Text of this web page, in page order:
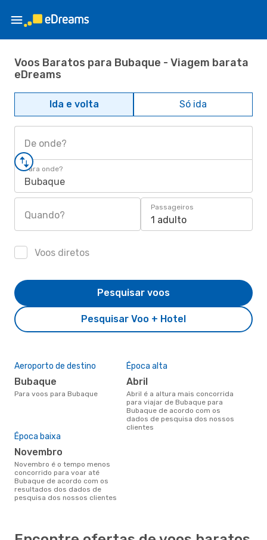
Voos Baratos para Bubaque - Viagem barata
eDreams
Ida e volta Só ida
De onde?
Para onde?
Bubaque
Quando?
Passageiros
1 adulto
Voos diretos
Pesquisar Voo + Hotel
Pesquisar voos
Aeroporto de destino
Bubaque
Para voos para Bubaque
Época alta
abril
abril é a altura mais concorrida
para viajar de Bubaque para
Bubaque de acordo com os
dados de pesquisa dos nossos
clientes
Época baixa
novembro
novembro é o tempo menos
concorrido para voar até
Bubaque de acordo com os
resultados dos dados de
pesquisa dos nossos clientes